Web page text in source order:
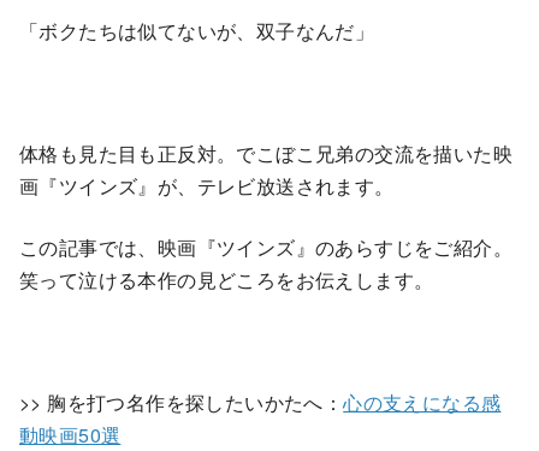
「ボクたちは似てないが、双子なんだ」
体格も見た目も正反対。でこぼこ兄弟の交流を描いた映
画『ツインズ』が、テレビ放送されます。
この記事では、映画『ツインズ』のあらすじをご紹介。
笑って泣ける本作の見どころをお伝えします。
>> 胸を打つ名作を探したいかたへ：心の支えになる感
動映画50選